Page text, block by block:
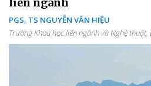
PGS, TS NGUYỄN VĂN HIỆU
Trường Khoa học liên ngành và Nghệ